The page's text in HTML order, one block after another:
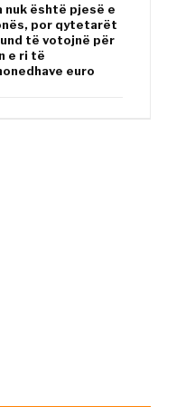
nuk është pjesë e
por qytetarët
të votojnë për
e ri të
euro